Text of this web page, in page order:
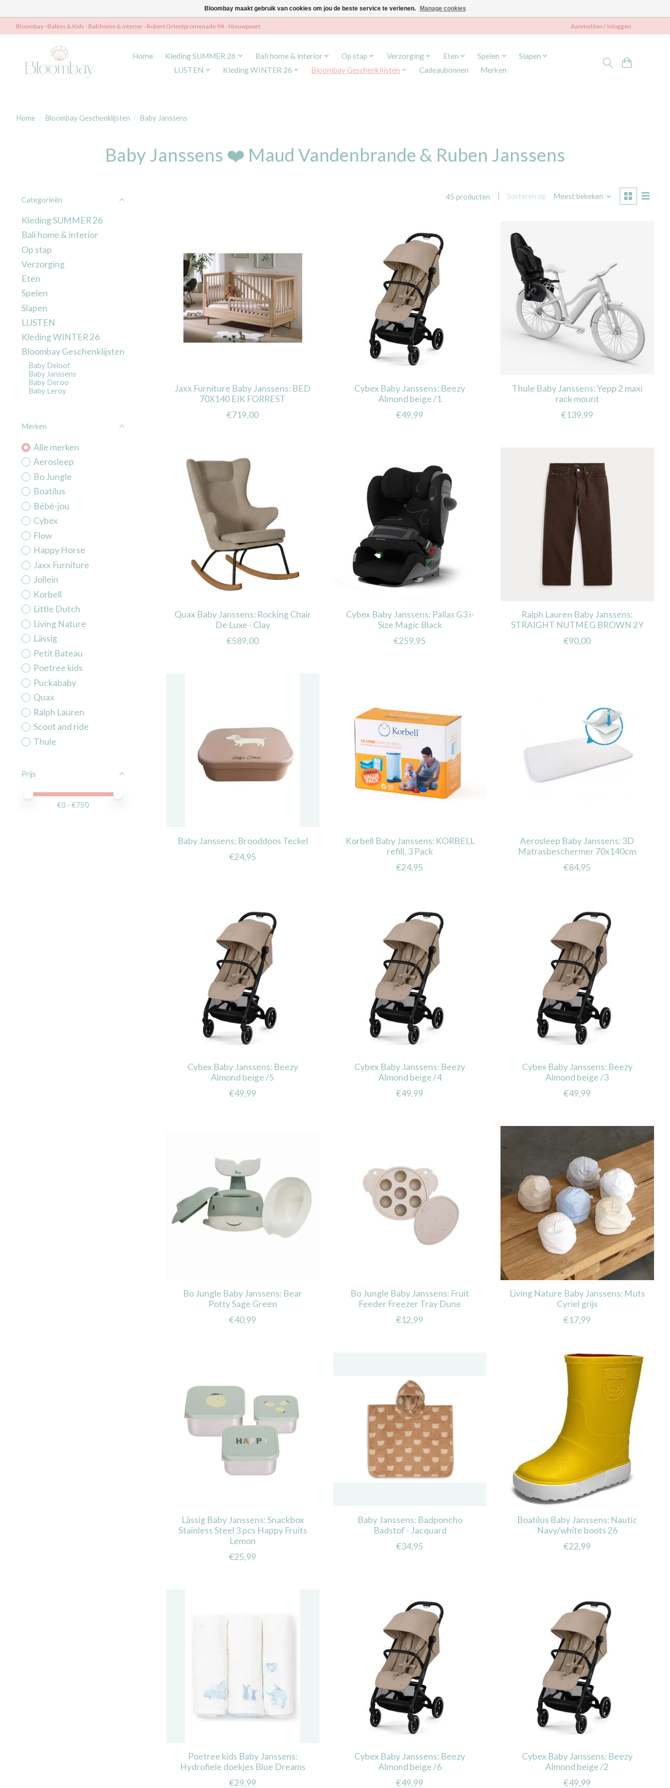
Bloombay - Babies & Kids - Bali home & interior - Robert Orlentpromenade 9A - Nieuwpoort Aanmelden / Inloggen
Home Kleding SUMMER 26 Bali home & interior Op stap Verzorging Eten Spelen
Slapen
LIJSTEN
Kleding WINTER 26 Bloombay Geschenklijsten Cadeaubonnen Merken
Home / Bloombay Geschenklijsten / Baby Janssens
Baby Janssens ❤️ Maud Vandenbrande & Ruben Janssens
Categorieën
Kleding SUMMER 26
Bali home & interior
Op stap
Verzorging
Eten
Spelen
Slapen
LIJSTEN
Kleding WINTER 26
Bloombay Geschenklijsten
Baby Deloof
Baby Janssens
Baby Deroo
Baby Leroy
Merken
Alle merken
Aerosleep
Bo Jungle
Boatilus
Bébé-jou
Cybex
Flow
Happy Horse
Jaxx Furniture
Jollein
Korbell
Little Dutch
Living Nature
Lässig
Petit Bateau
Poetree kids
Puckababy
Quax
Ralph Lauren
Scoot and ride
Thule
Prijs
Minimale prijswaarde
Price maximum value
€0 - €750
45 producten Sorteren op Meest bekeken
Jaxx Furniture Baby Janssens: BED
70X140 EIK FORREST
€719,00
Cybex Baby Janssens: Beezy
Almond beige /1
€49,99
Thule Baby Janssens: Yepp 2 maxi
rack mount
€139,99
Quax Baby Janssens: Rocking Chair
De Luxe - Clay
€589,00
Cybex Baby Janssens: Pallas G3 i-
Size Magic Black
€259,95
Ralph Lauren Baby Janssens:
STRAIGHT NUTMEG BROWN 2Y
€90,00
Baby Janssens; Brooddoos Teckel
€24,95
Korbell Baby Janssens: KORBELL
refill, 3 Pack
€24,95
Aerosleep Baby Janssens: 3D
Matrasbeschermer 70x140cm
€84,95
Cybex Baby Janssens: Beezy
Almond beige /5
€49,99
Cybex Baby Janssens: Beezy
Almond beige /4
€49,99
Cybex Baby Janssens: Beezy
Almond beige /3
€49,99
Bo Jungle Baby Janssens: Bear
Potty Sage Green
€40,99
Bo Jungle Baby Janssens: Fruit
Feeder Freezer Tray Dune
€12,99
Living Nature Baby Janssens: Muts
Cyriel grijs
€17,99
Lässig Baby Janssens: Snackbox
Stainless Steel 3 pcs Happy Fruits
Lemon
€25,99
Baby Janssens: Badponcho
Badstof - Jacquard
€34,95
Boatilus Baby Janssens: Nautic
Navy/white boots 26
€22,99
Poetree kids Baby Janssens:
Hydrofiele doekjes Blue Dreams
€29,99
Cybex Baby Janssens: Beezy
Almond beige /6
€49,99
Cybex Baby Janssens: Beezy
Almond beige /2
€49,99
Bloombay maakt gebruik van cookies om jou de beste service te verlenen. Manage cookies